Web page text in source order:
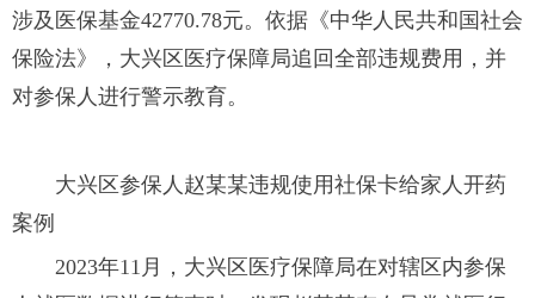
涉及医保基金42770.78元。依据《中华人民共和国社会
保险法》，大兴区医疗保障局追回全部违规费用，并
对参保人进行警示教育。
大兴区参保人赵某某违规使用社保卡给家人开药
案例
2023年11月，大兴区医疗保障局在对辖区内参保